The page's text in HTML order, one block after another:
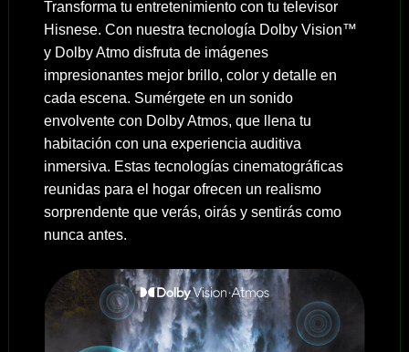
Transforma tu entretenimiento con tu televisor
Hisnese. Con nuestra tecnología Dolby Vision™
y Dolby Atmo disfruta de imágenes
impresionantes mejor brillo, color y detalle en
cada escena. Sumérgete en un sonido
envolvente con Dolby Atmos, que llena tu
habitación con una experiencia auditiva
inmersiva. Estas tecnologías cinematográficas
reunidas para el hogar ofrecen un realismo
sorprendente que verás, oirás y sentirás como
nunca antes.